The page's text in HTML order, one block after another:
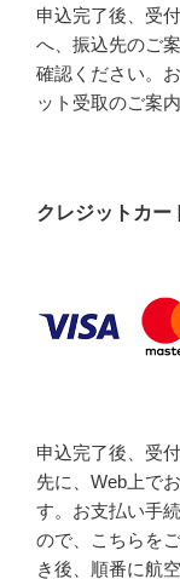
申込完了後、受
へ、振込先のご
確認ください。
ット受取のご案
クレジットカー
申込完了後、受
先に、Web上で
す。お支払い手
ので、こちらを
き後、順番に航